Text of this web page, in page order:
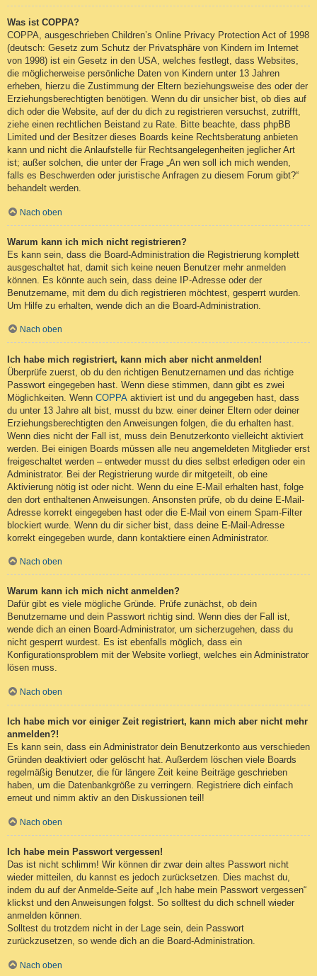
Was ist COPPA?
COPPA, ausgeschrieben Children’s Online Privacy Protection Act of 1998
(deutsch: Gesetz zum Schutz der Privatsphäre von Kindern im Internet
von 1998) ist ein Gesetz in den USA, welches festlegt, dass Websites,
die möglicherweise persönliche Daten von Kindern unter 13 Jahren
erheben, hierzu die Zustimmung der Eltern beziehungsweise des oder der
Erziehungsberechtigten benötigen. Wenn du dir unsicher bist, ob dies auf
dich oder die Website, auf der du dich zu registrieren versuchst, zutrifft,
ziehe einen rechtlichen Beistand zu Rate. Bitte beachte, dass phpBB
Limited und der Besitzer dieses Boards keine Rechtsberatung anbieten
kann und nicht die Anlaufstelle für Rechtsangelegenheiten jeglicher Art
ist; außer solchen, die unter der Frage „An wen soll ich mich wenden,
falls es Beschwerden oder juristische Anfragen zu diesem Forum gibt?“
behandelt werden.
Nach oben
Warum kann ich mich nicht registrieren?
Es kann sein, dass die Board-Administration die Registrierung komplett
ausgeschaltet hat, damit sich keine neuen Benutzer mehr anmelden
können. Es könnte auch sein, dass deine IP-Adresse oder der
Benutzername, mit dem du dich registrieren möchtest, gesperrt wurden.
Um Hilfe zu erhalten, wende dich an die Board-Administration.
Nach oben
Ich habe mich registriert, kann mich aber nicht anmelden!
Überprüfe zuerst, ob du den richtigen Benutzernamen und das richtige
Passwort eingegeben hast. Wenn diese stimmen, dann gibt es zwei
Möglichkeiten. Wenn COPPA aktiviert ist und du angegeben hast, dass
du unter 13 Jahre alt bist, musst du bzw. einer deiner Eltern oder deiner
Erziehungsberechtigten den Anweisungen folgen, die du erhalten hast.
Wenn dies nicht der Fall ist, muss dein Benutzerkonto vielleicht aktiviert
werden. Bei einigen Boards müssen alle neu angemeldeten Mitglieder erst
freigeschaltet werden – entweder musst du dies selbst erledigen oder ein
Administrator. Bei der Registrierung wurde dir mitgeteilt, ob eine
Aktivierung nötig ist oder nicht. Wenn du eine E-Mail erhalten hast, folge
den dort enthaltenen Anweisungen. Ansonsten prüfe, ob du deine E-Mail-
Adresse korrekt eingegeben hast oder die E-Mail von einem Spam-Filter
blockiert wurde. Wenn du dir sicher bist, dass deine E-Mail-Adresse
korrekt eingegeben wurde, dann kontaktiere einen Administrator.
Nach oben
Warum kann ich mich nicht anmelden?
Dafür gibt es viele mögliche Gründe. Prüfe zunächst, ob dein
Benutzername und dein Passwort richtig sind. Wenn dies der Fall ist,
wende dich an einen Board-Administrator, um sicherzugehen, dass du
nicht gesperrt wurdest. Es ist ebenfalls möglich, dass ein
Konfigurationsproblem mit der Website vorliegt, welches ein Administrator
lösen muss.
Nach oben
Ich habe mich vor einiger Zeit registriert, kann mich aber nicht mehr
anmelden?!
Es kann sein, dass ein Administrator dein Benutzerkonto aus verschieden
Gründen deaktiviert oder gelöscht hat. Außerdem löschen viele Boards
regelmäßig Benutzer, die für längere Zeit keine Beiträge geschrieben
haben, um die Datenbankgröße zu verringern. Registriere dich einfach
erneut und nimm aktiv an den Diskussionen teil!
Nach oben
Ich habe mein Passwort vergessen!
Das ist nicht schlimm! Wir können dir zwar dein altes Passwort nicht
wieder mitteilen, du kannst es jedoch zurücksetzen. Dies machst du,
indem du auf der Anmelde-Seite auf „Ich habe mein Passwort vergessen“
klickst und den Anweisungen folgst. So solltest du dich schnell wieder
anmelden können.
Solltest du trotzdem nicht in der Lage sein, dein Passwort
zurückzusetzen, so wende dich an die Board-Administration.
Nach oben